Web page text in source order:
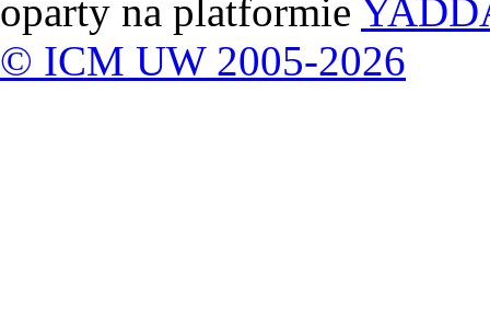
oparty na platformie
© ICM UW 2005-2026